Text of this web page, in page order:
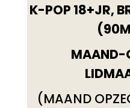
K-POP 18+JR,
MAAND-
(MAAND